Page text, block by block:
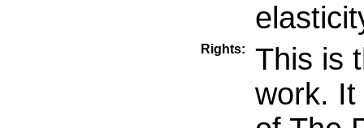
Rights:
This is
work. It